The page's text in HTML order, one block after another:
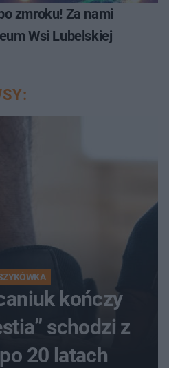
zmroku! Za nami
Wsi Lubelskiej
kończy
schodzi z
20 latach